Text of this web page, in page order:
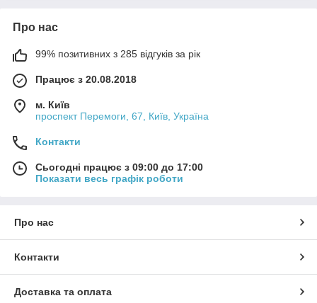
Про нас
99% позитивних з 285 відгуків за рік
Працює з 20.08.2018
м. Київ
проспект Перемоги, 67, Київ, Україна
Контакти
Сьогодні працює з 09:00 до 17:00
Показати весь графік роботи
Про нас
Контакти
Доставка та оплата